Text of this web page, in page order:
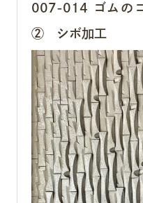
007-014 ゴムの
② シボ加工